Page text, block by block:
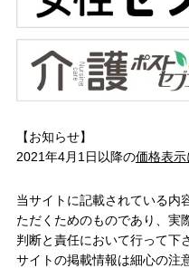
【お知らせ】
2021年4月1日以降の価格表
当サイトに記載されている内
ただくためのものであり、実
判断と責任において行って下
サイトの掲載情報は細心の注